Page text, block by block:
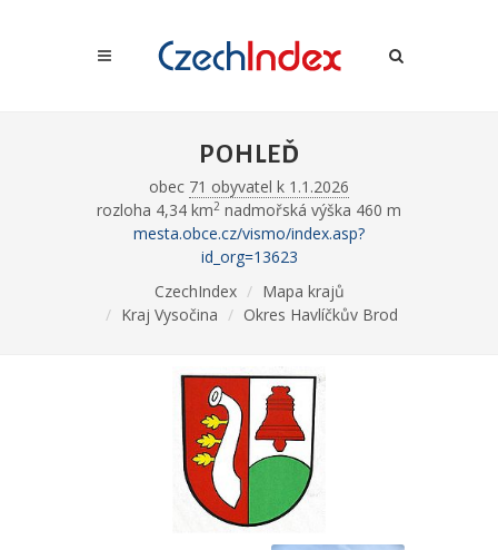
POHLEĎ
obec 71 obyvatel k 1.1.2026
rozloha 4,34 km2 nadmořská výška 460 m
mesta.obce.cz/vismo/index.asp?
id_org=13623
CzechIndex
Mapa krajů
Kraj Vysočina
Okres Havlíčkův Brod